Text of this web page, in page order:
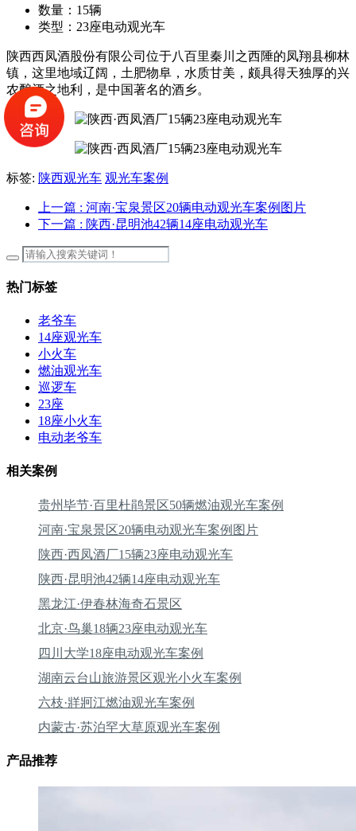
数量： 15辆
类型： 23座电动观光车
陕西西凤酒股份有限公司位于八百里秦川之西陲的凤翔县柳林
镇，这里地域辽阔，土肥物阜，水质甘美，颇具得天独厚的兴
农酿酒之地利，是中国著名的酒乡。
标签: 陕西观光车 观光车案例
上一篇 : 河南·宝泉景区20辆电动观光车案例图片
下一篇 : 陕西·昆明池42辆14座电动观光车
热门标签
老爷车
14座观光车
小火车
燃油观光车
巡逻车
23座
18座小火车
电动老爷车
相关案例
贵州毕节·百里杜鹃景区50辆燃油观光车案例
河南·宝泉景区20辆电动观光车案例图片
陕西·西凤酒厂15辆23座电动观光车
陕西·昆明池42辆14座电动观光车
黑龙江·伊春林海奇石景区
北京·鸟巢18辆23座电动观光车
四川大学18座电动观光车案例
湖南云台山旅游景区观光小火车案例
六枝·牂牁江燃油观光车案例
内蒙古·苏泊罕大草原观光车案例
产品推荐